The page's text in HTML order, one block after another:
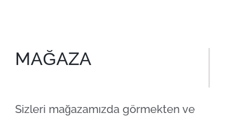
MAĞAZA
Sizleri mağazamızda görmekten ve